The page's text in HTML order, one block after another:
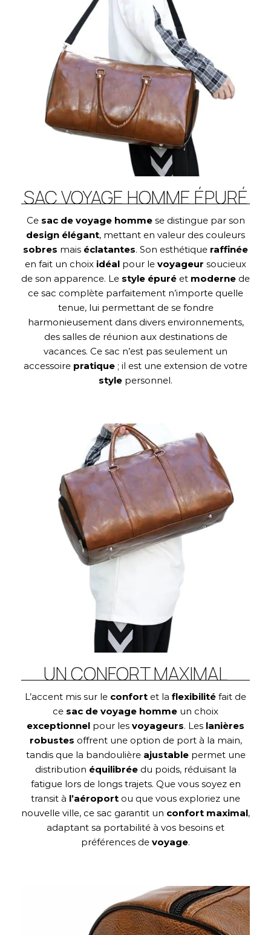
SAC VOYAGE HOMME ÉPURÉ
Ce sac de voyage hommese distingue par son
design élégant, mettant en valeur des couleurs
sobres mais éclatantes. Son esthétique raffinée
en fait un choix idéal pour le voyageur soucieux
de son apparence. Le style épuré et moderne de
ce sac complète parfaitement n’importe quelle
tenue, lui permettant de se fondre
harmonieusement dans divers environnements,
des salles de réunion aux destinations de
vacances. Ce sac n’est pas seulement un
accessoire pratique ; il est une extension de votre
style personnel.
UN CONFORT MAXIMAL
L’accent mis sur le confort et la flexibilité fait de
ce sac de voyage homme un choix
exceptionnel pour les voyageurs. Les lanières
robustes offrent une option de port à la main,
tandis que la bandoulière ajustablepermet une
distribution équilibréedu poids, réduisant la
fatigue lors de longs trajets. Que vous soyez en
transit à l’aéroport ou que vous exploriez une
nouvelle ville, ce sac garantit un confort maximal,
adaptant sa portabilité à vos besoins et
préférences de voyage.